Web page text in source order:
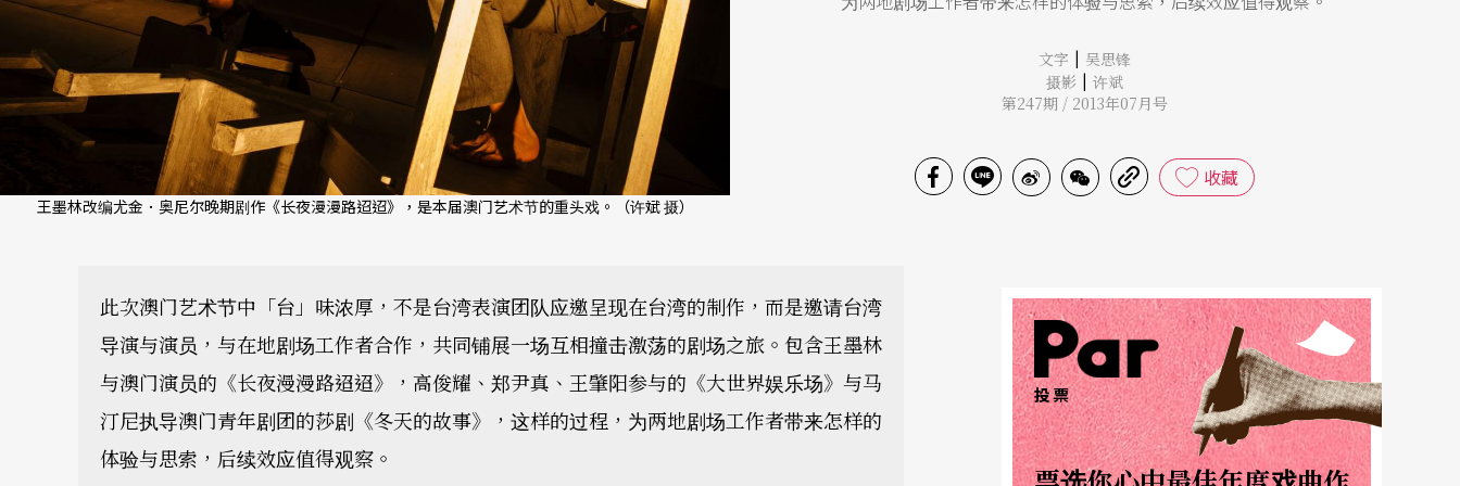
王墨林改编尤金．奥尼尔晚期剧作《长夜漫漫路迢迢》，是本届澳门艺术节的重头戏。（许斌 摄）
文字 | 吴思锋
摄影 | 许斌
第247期 / 2013年07月号
收藏
此次澳门艺术节中「台」味浓厚，不是台湾表演团队应邀呈现在台湾的制作，而是邀请台湾
导演与演员，与在地剧场工作者合作，共同铺展一场互相撞击激荡的剧场之旅。包含王墨林
与澳门演员的《长夜漫漫路迢迢》，高俊耀、郑尹真、王肇阳参与的《大世界娱乐场》与马
汀尼执导澳门青年剧团的莎剧《冬天的故事》，这样的过程，为两地剧场工作者带来怎样的
体验与思索，后续效应值得观察。
投票